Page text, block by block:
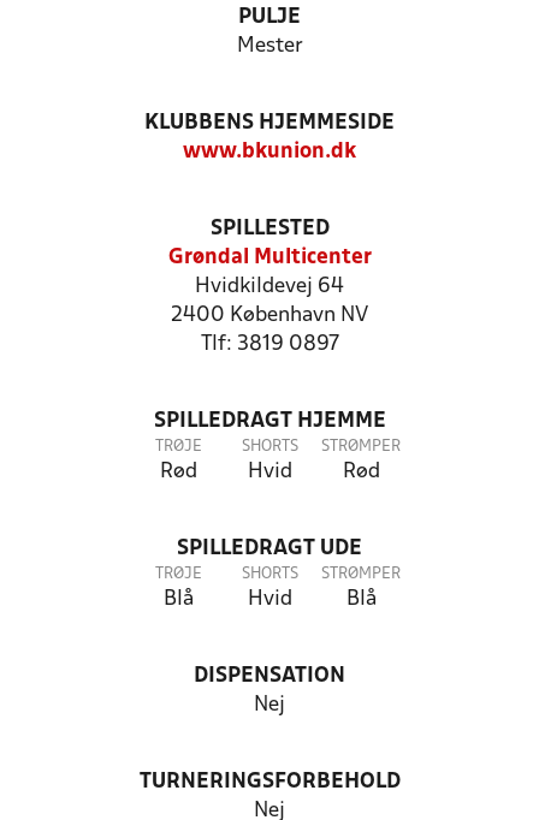
PULJE
Mester
KLUBBENS HJEMMESIDE
www.bkunion.dk
SPILLESTED
Grøndal Multicenter
Hvidkildevej 64
2400 København NV
Tlf: 3819 0897
SPILLEDRAGT HJEMME
TRØJE
Rød
SHORTS
Hvid
STRØMPER
Rød
SPILLEDRAGT UDE
TRØJE
Blå
SHORTS
Hvid
STRØMPER
Blå
DISPENSATION
Nej
TURNERINGSFORBEHOLD
Nej